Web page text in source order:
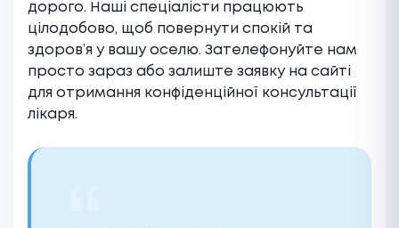
дорого. Наші спеціалісти працюють
цілодобово, щоб повернути спокій та
здоров’я у вашу оселю. Зателефонуйте нам
просто зараз або залиште заявку на сайті
для отримання конфіденційної консультації
лікаря.